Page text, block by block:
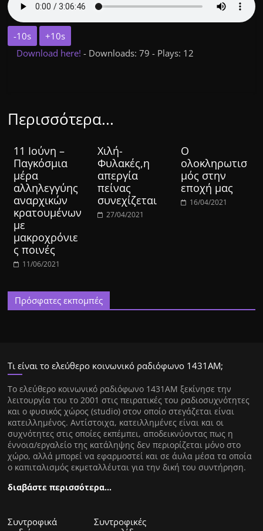
-10s
+10s
Download here!- Downloads: 79 - Plays: 12
Περισσότερα...
11 Ιούνη –
Παγκόσμια
μέρα
αλληλεγγύης
αναρχικών
κρατουμένων
με
μακροχρόνιε
ς ποινές
11/06/2021
Χιλή-
Φυλακές,η
απεργία
πείνας
συνεχίζεται
27/04/2021
Ο
ολοκληρωτισ
μός στην
εποχή μας
16/04/2021
Πρόσφατες εκπομπές
Τι είναι το ελεύθερο κοινωνικό ραδιόφωνο 1431ΑΜ;
Tο ελεύθερο κοινωνικό ραδιόφωνο 1431AM ξεκίνησε την
λειτουργία του το 2001 στις πειρατικές του ραδιοσυχνότητες
και ο φυσικός χώρος (studio) στον οποίο στεγάζεται είναι
κατειλλημένος. Αντίστοιχα, κατειλλημένες είναι και οι
συχνότητες στις οποίες εκπέμπει, αποδεικνύοντας πως η
έννοια/εργαλείο της κατάληψης δεν περιορίζεται μόνο στο
χώρο, αλλά μπορεί να εφαρμοστεί και σε άυλα μέσα τα οποία
ο καπιταλισμός εκμεταλλέυται για την δική του συντήρηση.
διαβάστε περισσότερα…
Συντροφικά
Συντροφικές